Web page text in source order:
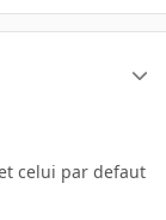
celui par defaut